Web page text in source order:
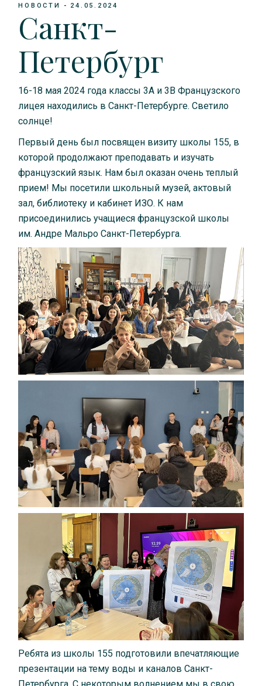
НОВОСТИ 24.05.2024
Санкт-
Петербург
16-18 мая 2024 года классы 3А и 3В Французского
лицея находились в Санкт-Петербурге. Светило
солнце!
Первый день был посвящен визиту школы 155, в
которой продолжают преподавать и изучать
французский язык. Нам был оказан очень теплый
прием! Мы посетили школьный музей, актовый
зал, библиотеку и кабинет ИЗО. К нам
присоединились учащиеся французской школы
им. Андре Мальро Санкт-Петербурга.
Ребята из школы 155 подготовили впечатляющие
презентации на тему воды и каналов Санкт-